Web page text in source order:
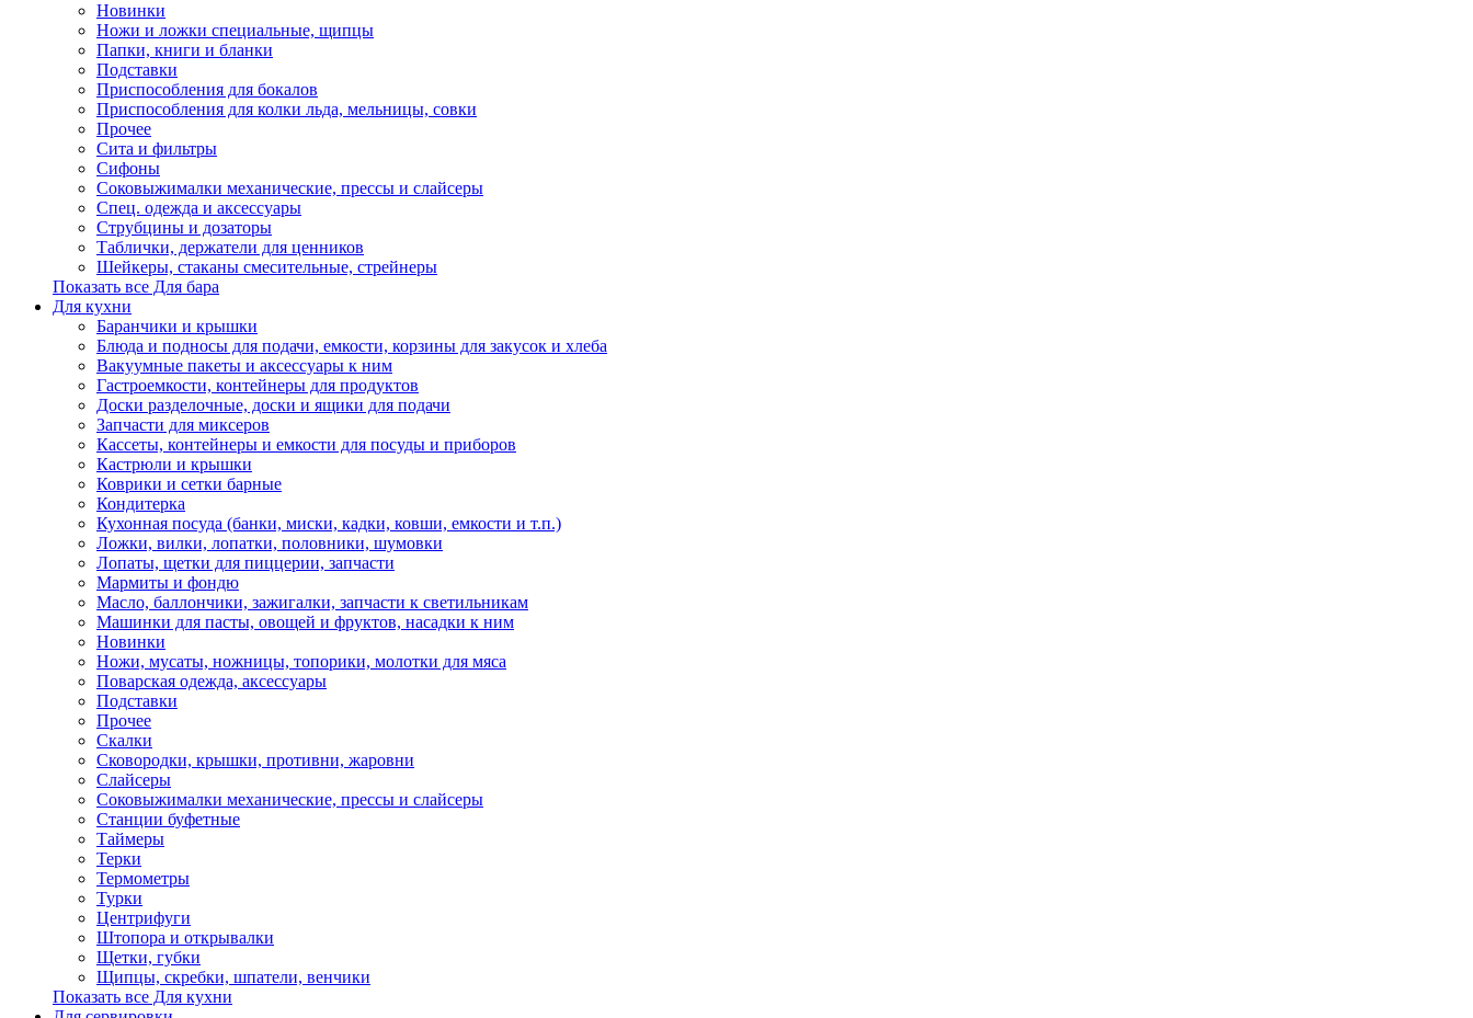
Новинки
Ножи и ложки специальные, щипцы
Папки, книги и бланки
Подставки
Приспособления для бокалов
Приспособления для колки льда, мельницы, совки
Прочее
Сита и фильтры
Сифоны
Соковыжималки механические, прессы и слайсеры
Спец. одежда и аксессуары
Струбцины и дозаторы
Таблички, держатели для ценников
Шейкеры, стаканы смесительные, стрейнеры
Показать все Для бара
Для кухни
Баранчики и крышки
Блюда и подносы для подачи, емкости, корзины для закусок и хлеба
Вакуумные пакеты и аксессуары к ним
Гастроемкости, контейнеры для продуктов
Доски разделочные, доски и ящики для подачи
Запчасти для миксеров
Кассеты, контейнеры и емкости для посуды и приборов
Кастрюли и крышки
Коврики и сетки барные
Кондитерка
Кухонная посуда (банки, миски, кадки, ковши, емкости и т.п.)
Ложки, вилки, лопатки, половники, шумовки
Лопаты, щетки для пиццерии, запчасти
Мармиты и фондю
Масло, баллончики, зажигалки, запчасти к светильникам
Машинки для пасты, овощей и фруктов, насадки к ним
Новинки
Ножи, мусаты, ножницы, топорики, молотки для мяса
Поварская одежда, аксессуары
Подставки
Прочее
Скалки
Сковородки, крышки, противни, жаровни
Слайсеры
Соковыжималки механические, прессы и слайсеры
Станции буфетные
Таймеры
Терки
Термометры
Турки
Центрифуги
Штопора и открывалки
Щетки, губки
Щипцы, скребки, шпатели, венчики
Показать все Для кухни